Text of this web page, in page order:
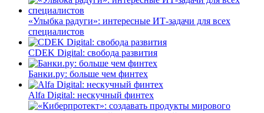
«Улыбка радуги»: интересные ИТ-задачи для всех
специалистов
CDEK Digital: свобода развития
Банки.ру: больше чем финтех
Alfa Digital: нескучный финтех